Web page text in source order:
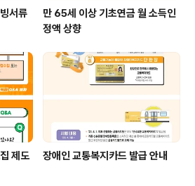
서류
만 65세 이상 기초연금 월 소득인
정액 상향
제도 장애인 교통복지카드 발급 안내